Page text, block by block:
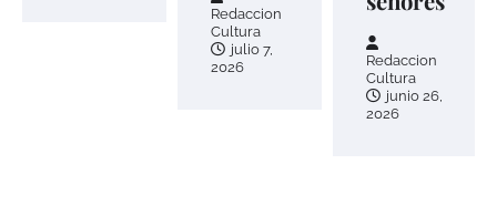
Redaccion
Cultura
julio 7,
2026
Redaccion
Cultura
junio 26,
2026